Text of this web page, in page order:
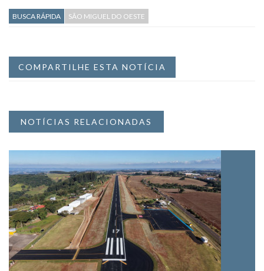
BUSCA RÁPIDA SÃO MIGUEL DO OESTE
COMPARTILHE ESTA NOTÍCIA
NOTÍCIAS RELACIONADAS